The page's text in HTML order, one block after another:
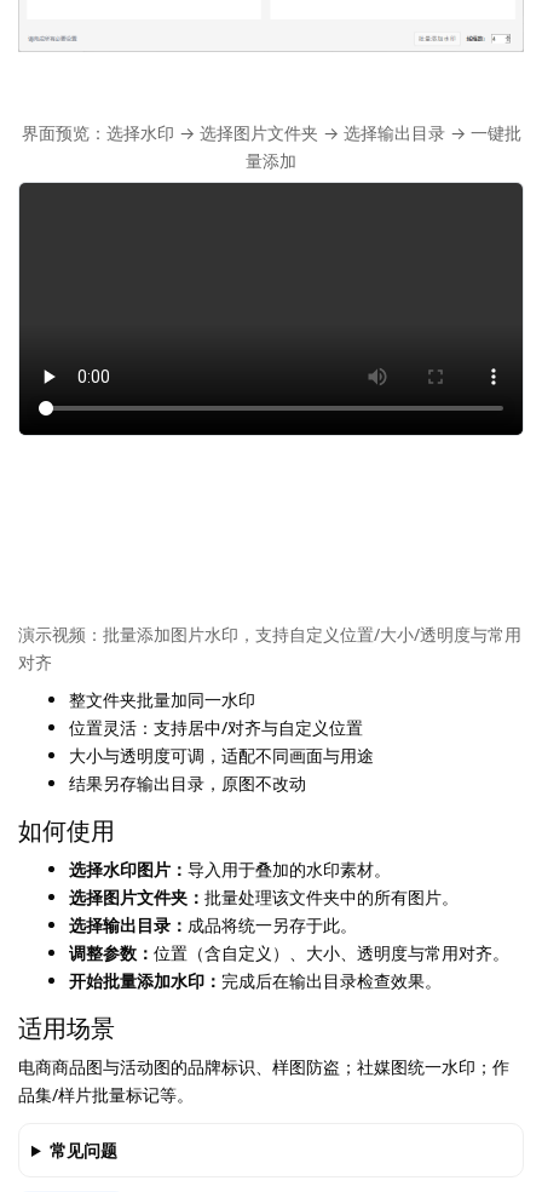
界面预览：选择水印 → 选择图片文件夹 → 选择输出目录 → 一键批
量添加
演示视频：批量添加图片水印，支持自定义位置/大小/透明度与常用
对齐
整文件夹批量加同一水印
位置灵活：支持居中/对齐与自定义位置
大小与透明度可调，适配不同画面与用途
结果另存输出目录，原图不改动
如何使用
选择水印图片： 导入用于叠加的水印素材。
选择图片文件夹： 批量处理该文件夹中的所有图片。
选择输出目录： 成品将统一另存于此。
调整参数： 位置（含自定义）、大小、透明度与常用对齐。
开始批量添加水印： 完成后在输出目录检查效果。
适用场景
电商商品图与活动图的品牌标识、样图防盗；社媒图统一水印；作
品集/样片批量标记等。
常见问题